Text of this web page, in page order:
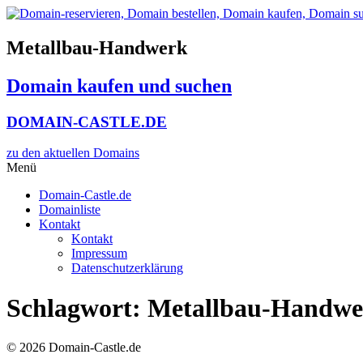
Zum
wechseln
Metallbau-Handwerk
Domain kaufen und suchen
DOMAIN-CASTLE.DE
zu den aktuellen Domains​
Menü
Domain-Castle.de
Domainliste
Kontakt
Kontakt
Impressum
Datenschutzerklärung
Schlagwort: Metallbau-
© 2026 Domain-Castle.de